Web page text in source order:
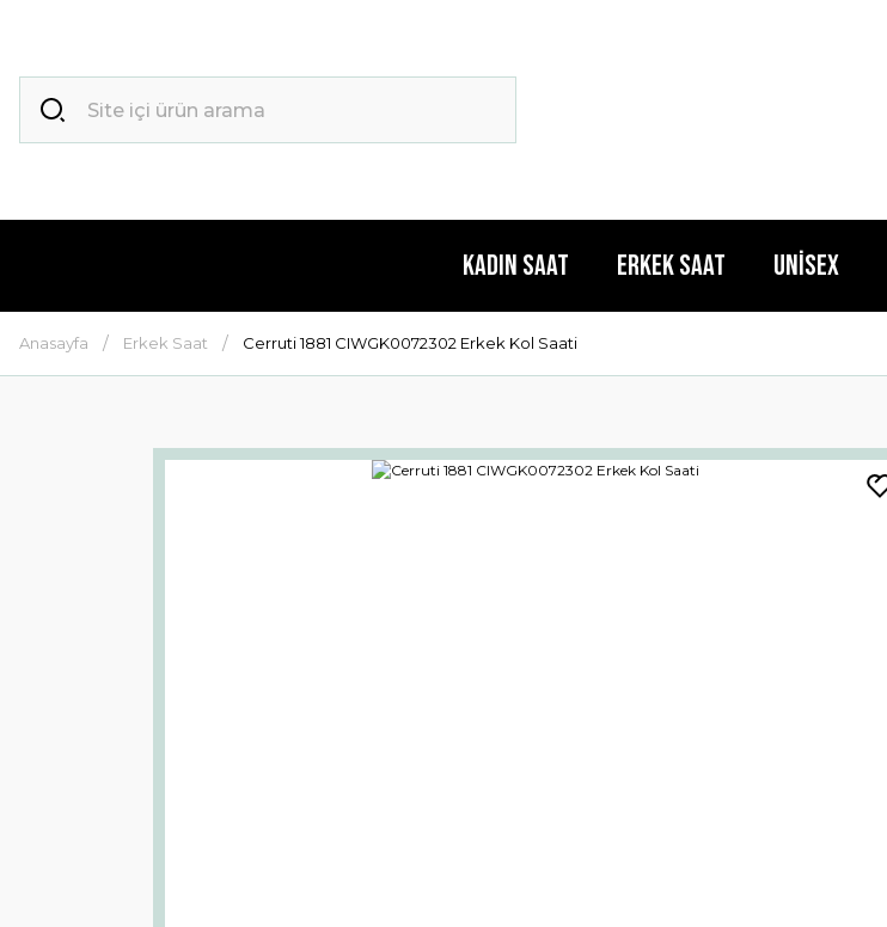
Kadın Saat Erkek Saat Unisex
Anasayfa Erkek Saat Cerruti 1881 CIWGK0072302 Erkek Kol Saati